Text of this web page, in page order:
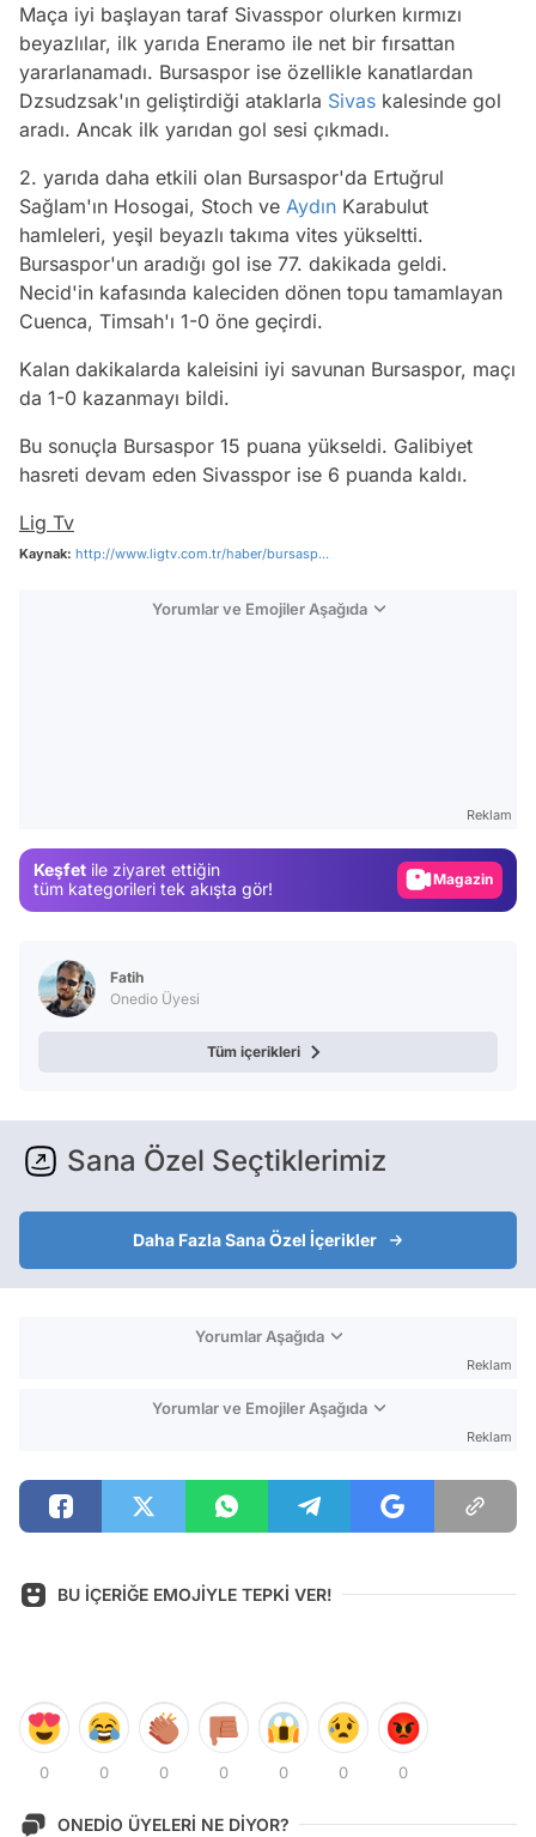
Maça iyi başlayan taraf Sivasspor olurken kırmızı
beyazlılar, ilk yarıda Eneramo ile net bir fırsattan
yararlanamadı. Bursaspor ise özellikle kanatlardan
Dzsudzsak'ın geliştirdiği ataklarla Sivas kalesinde gol
aradı. Ancak ilk yarıdan gol sesi çıkmadı.
2. yarıda daha etkili olan Bursaspor'da Ertuğrul
Sağlam'ın Hosogai, Stoch ve Aydın Karabulut
hamleleri, yeşil beyazlı takıma vites yükseltti.
Bursaspor'un aradığı gol ise 77. dakikada geldi.
Necid'in kafasında kaleciden dönen topu tamamlayan
Cuenca, Timsah'ı 1-0 öne geçirdi.
Kalan dakikalarda kaleisini iyi savunan Bursaspor, maçı
da 1-0 kazanmayı bildi.
Bu sonuçla Bursaspor 15 puana yükseldi. Galibiyet
hasreti devam eden Sivasspor ise 6 puanda kaldı.
Lig Tv
Kaynak: http://www.ligtv.com.tr/haber/bursasp...
Yorumlar ve Emojiler Aşağıda
Reklam
Keşfet ile ziyaret ettiğin
tüm kategorileri tek akışta gör!
Magazin
Fatih
Onedio Üyesi
Tüm içerikleri
Sana Özel Seçtiklerimiz
Daha Fazla Sana Özel İçerikler
Yorumlar Aşağıda
Reklam
Yorumlar ve Emojiler Aşağıda
Reklam
BU İÇERİĞE EMOJİYLE TEPKİ VER!
0 0 0 0 0 0 0
ONEDİO ÜYELERİ NE DİYOR?